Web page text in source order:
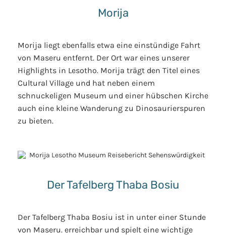
Morija
Morija liegt ebenfalls etwa eine einstündige Fahrt
von Maseru entfernt. Der Ort war eines unserer
Highlights in Lesotho. Morija trägt den Titel eines
Cultural Village und hat neben einem
schnuckeligen Museum und einer hübschen Kirche
auch eine kleine Wanderung zu Dinosaurierspuren
zu bieten.
Der Tafelberg Thaba Bosiu
Der Tafelberg Thaba Bosiu ist in unter einer Stunde
von Maseru. erreichbar und spielt eine wichtige